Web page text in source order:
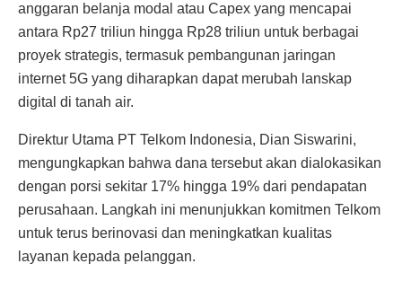
anggaran belanja modal atau Capex yang mencapai
antara Rp27 triliun hingga Rp28 triliun untuk berbagai
proyek strategis, termasuk pembangunan jaringan
internet 5G yang diharapkan dapat merubah lanskap
digital di tanah air.
Direktur Utama PT Telkom Indonesia, Dian Siswarini,
mengungkapkan bahwa dana tersebut akan dialokasikan
dengan porsi sekitar 17% hingga 19% dari pendapatan
perusahaan. Langkah ini menunjukkan komitmen Telkom
untuk terus berinovasi dan meningkatkan kualitas
layanan kepada pelanggan.